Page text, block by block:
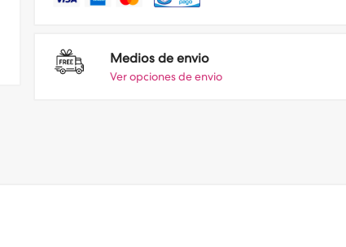
Medios de envio
Ver opciones de envio